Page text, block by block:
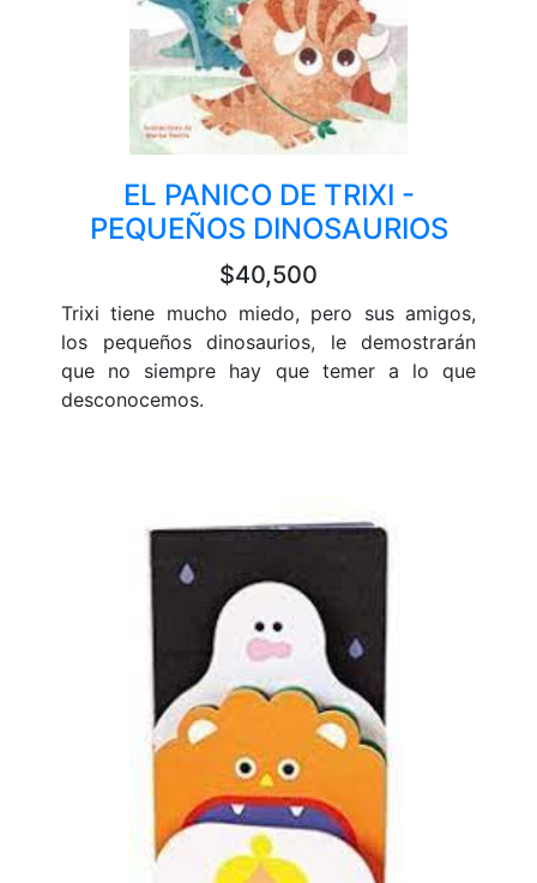
EL PANICO DE TRIXI -
PEQUEÑOS DINOSAURIOS
$40,500
Trixi tiene mucho miedo, pero sus amigos,
los pequeños dinosaurios, le demostrarán
que no siempre hay que temer a lo que
desconocemos.